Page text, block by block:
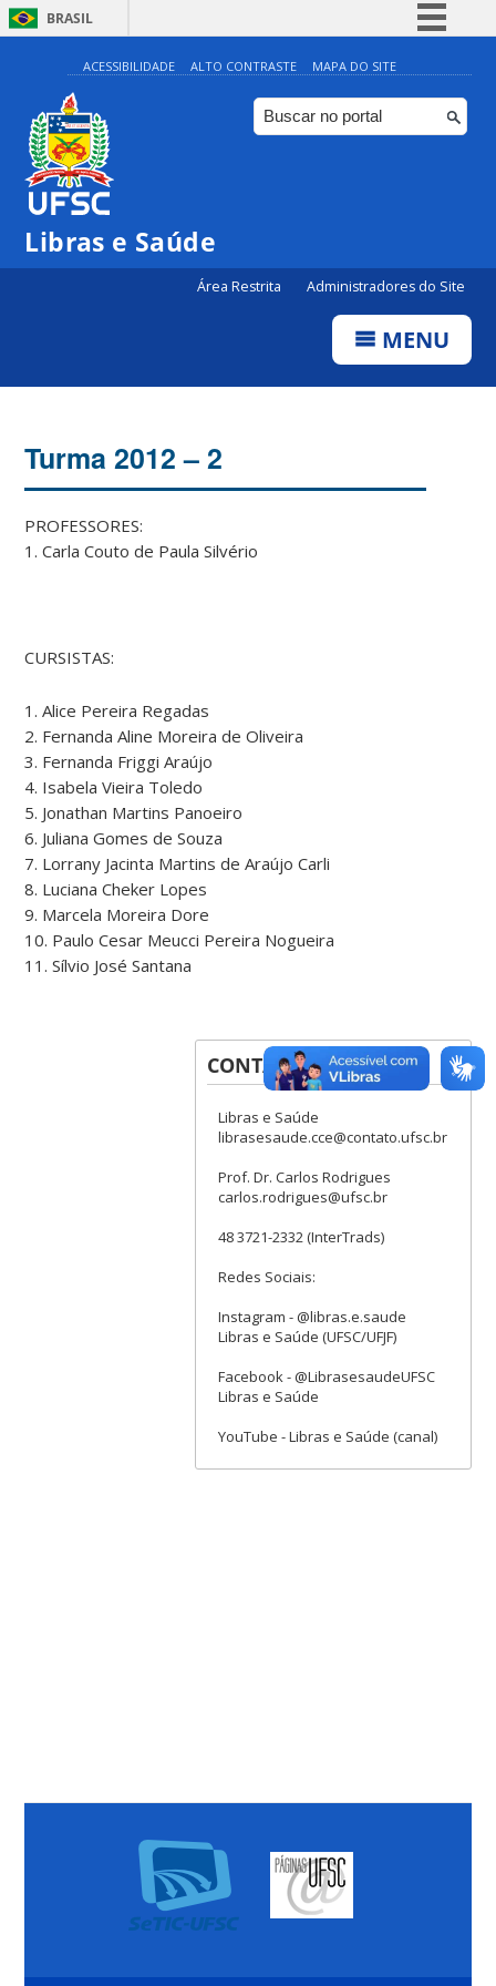
BRASIL
Simplifique!
Comunica BR
Participe
ACESSIBILIDADE ALTO CONTRASTE MAPA DO SITE
Libras e Saúde
Área Restrita Administradores do Site
MENU
Turma 2012 – 2
PROFESSORES:
1. Carla Couto de Paula Silvério
CURSISTAS:
1. Alice Pereira Regadas
2. Fernanda Aline Moreira de Oliveira
3. Fernanda Friggi Araújo
4. Isabela Vieira Toledo
5. Jonathan Martins Panoeiro
6. Juliana Gomes de Souza
7. Lorrany Jacinta Martins de Araújo Carli
8. Luciana Cheker Lopes
9. Marcela Moreira Dore
10. Paulo Cesar Meucci Pereira Nogueira
11. Sílvio José Santana
CONTATOS
Libras e Saúde
librasesaude.cce@contato.ufsc.br
Prof. Dr. Carlos Rodrigues
carlos.rodrigues@ufsc.br
48 3721-2332 (InterTrads)
Redes Sociais:
Instagram - @libras.e.saude
Libras e Saúde (UFSC/UFJF)
Facebook - @LibrasesaudeUFSC
Libras e Saúde
YouTube - Libras e Saúde (canal)